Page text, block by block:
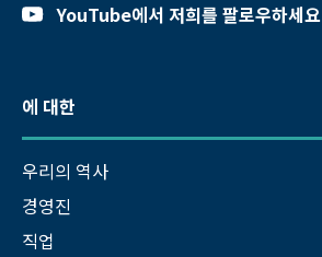
YouTube에서 저희를 팔로우하세요
에 대한
우리의 역사
경영진
직업